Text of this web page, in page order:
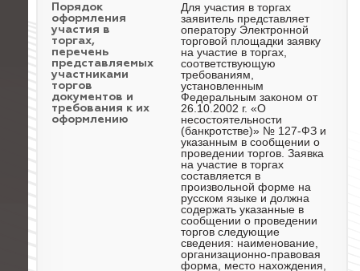
Порядок
оформления
участия в
торгах,
перечень
представляемых
участниками
торгов
документов и
требования к их
оформлению
Для участия в торгах
заявитель представляет
оператору Электронной
торговой площадки заявку
на участие в торгах,
соответствующую
требованиям,
установленным
Федеральным законом от
26.10.2002 г. «О
несостоятельности
(банкротстве)» № 127-ФЗ и
указанным в сообщении о
проведении торгов. Заявка
на участие в торгах
составляется в
произвольной форме на
русском языке и должна
содержать указанные в
сообщении о проведении
торгов следующие
сведения: наименование,
организационно-правовая
форма, место нахождения,